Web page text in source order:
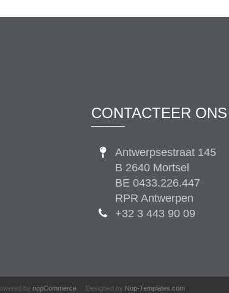
CONTACTEER ONS
Antwerpsestraat 145
B 2640 Mortsel
BE 0433.226.447
RPR Antwerpen
+32 3 443 90 09
by nopCommerce Designed by Nop-Templates.com